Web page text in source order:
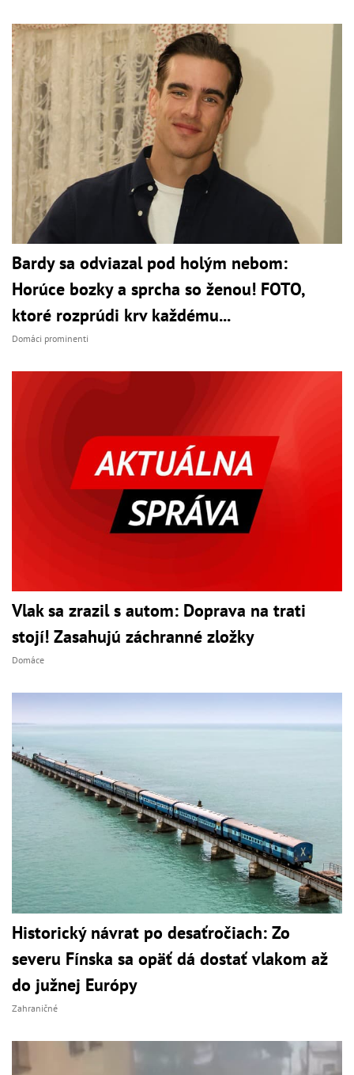
Bardy sa odviazal pod holým nebom:
Horúce bozky a sprcha so ženou! FOTO,
ktoré rozprúdi krv každému...
Domáci prominenti
Vlak sa zrazil s autom: Doprava na trati
stojí! Zasahujú záchranné zložky
Domáce
Historický návrat po desaťročiach: Zo
severu Fínska sa opäť dá dostať vlakom až
do južnej Európy
Zahraničné